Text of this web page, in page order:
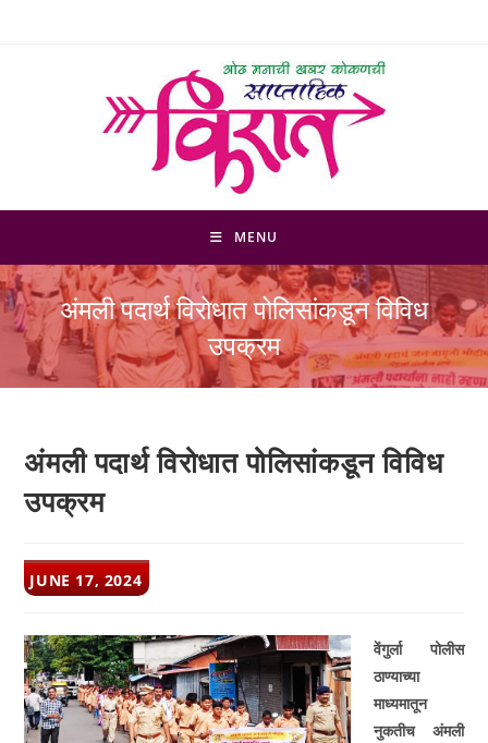
MENU
अंमली पदार्थ विरोधात पोलिसांकडून विविध
उपक्रम
अंमली पदार्थ विरोधात पोलिसांकडून विविध
उपक्रम
POST
PUBLISHED:
JUNE 17, 2024
वेंगुर्ला पोलीस
ठाण्याच्या
माध्यमातून
नुकतीच अंमली